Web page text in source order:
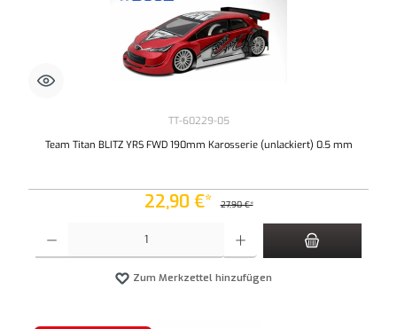
TT-60229-05
Team Titan BLITZ YRS FWD 190mm Karosserie (unlackiert) 0.5 mm
22,90 €* 27,90 €*
Zum Merkzettel hinzufügen